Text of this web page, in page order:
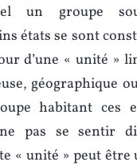
un groupe
états se sont
d’une « unité »
géographique
habitant ces
pas se sentir
« unité » peut être